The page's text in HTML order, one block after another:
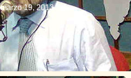
marzo 19, 2013